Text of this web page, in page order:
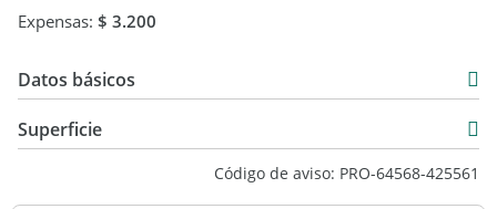
Expensas: $ 3.200
Datos básicos
Venta
Superficie
Código de aviso: PRO-64568-425561